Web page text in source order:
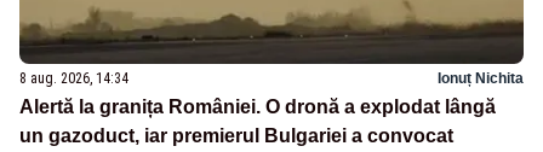
8 aug. 2026, 14:34 Ionuț Nichita
Alertă la granița României. O dronă a explodat lângă
un gazoduct, iar premierul Bulgariei a convocat